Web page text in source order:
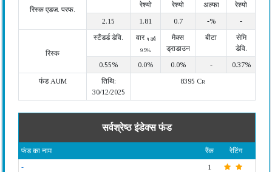
रिस्क एडज. परफ.
रेश्यो
रेश्यो
अल्फा
रेश्यो
2.15
1.81 0.7 -% -
रिस्क
स्टैंडर्ड डेवि. वार १ वर्ष
95%
मैक्स
ड्राडाउन
बीटा
सेमि
डेवि.
0.55%
0.0% 0.0% -
0.37%
फंड AUM
तिथि:
30/12/2025
8395 Cr
सर्वश्रेष्ठ इंडेक्स फंड
फंड का नाम रैंक
रेटिंग
-
1